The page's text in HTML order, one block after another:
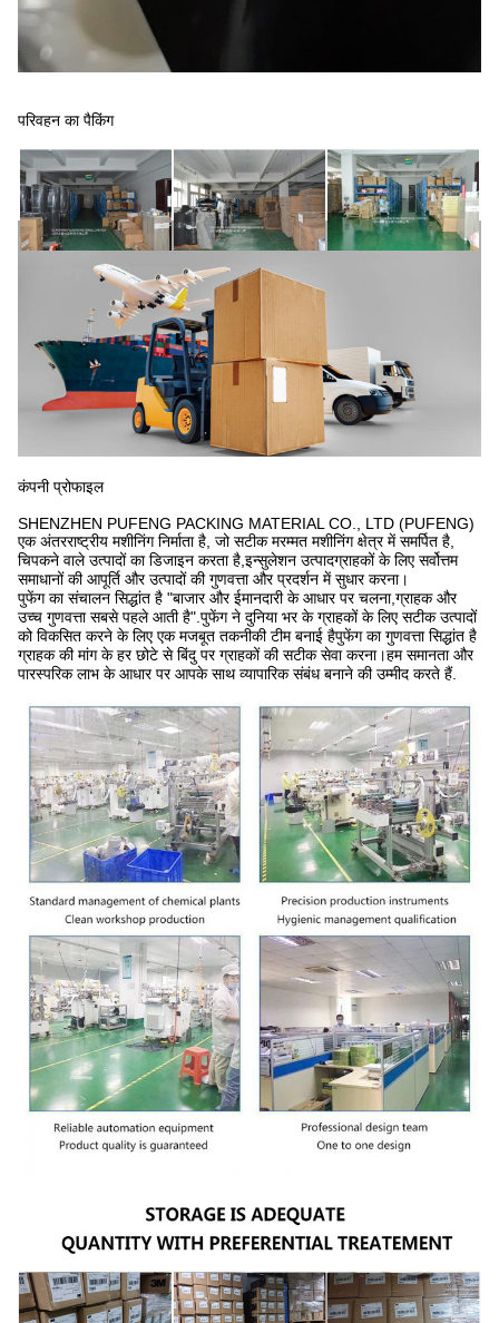
परिवहन का पैकिंग
कंपनी प्रोफाइल
SHENZHEN PUFENG PACKING MATERIAL CO., LTD (PUFENG)
एक अंतरराष्ट्रीय मशीनिंग निर्माता है, जो सटीक मरम्मत मशीनिंग क्षेत्र में समर्पित है,
चिपकने वाले उत्पादों का डिजाइन करता है,इन्सुलेशन उत्पादग्राहकों के लिए सर्वोत्तम
समाधानों की आपूर्ति और उत्पादों की गुणवत्ता और प्रदर्शन में सुधार करना।
पुफेंग का संचालन सिद्धांत है "बाजार और ईमानदारी के आधार पर चलना,ग्राहक और
उच्च गुणवत्ता सबसे पहले आती है".पुफेंग ने दुनिया भर के ग्राहकों के लिए सटीक उत्पादों
को विकसित करने के लिए एक मजबूत तकनीकी टीम बनाई हैपुफेंग का गुणवत्ता सिद्धांत है
ग्राहक की मांग के हर छोटे से बिंदु पर ग्राहकों की सटीक सेवा करना।हम समानता और
पारस्परिक लाभ के आधार पर आपके साथ व्यापारिक संबंध बनाने की उम्मीद करते हैं.